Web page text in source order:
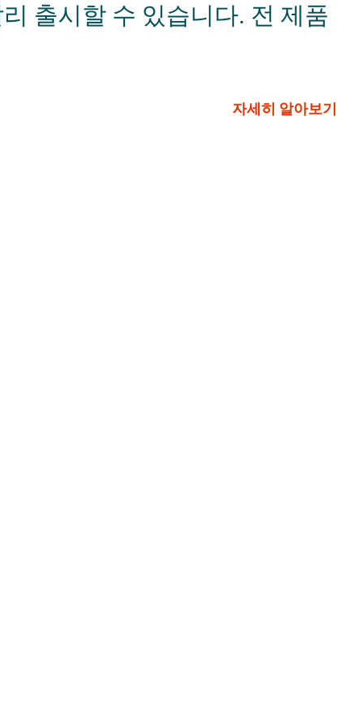
출시할 수 있습니다. 전 제품
자세히 알아보기